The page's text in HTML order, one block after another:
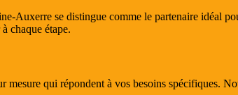
Auxerre se distingue comme le partenaire idéal
chaque étape.
qui répondent à vos besoins spécifiques.